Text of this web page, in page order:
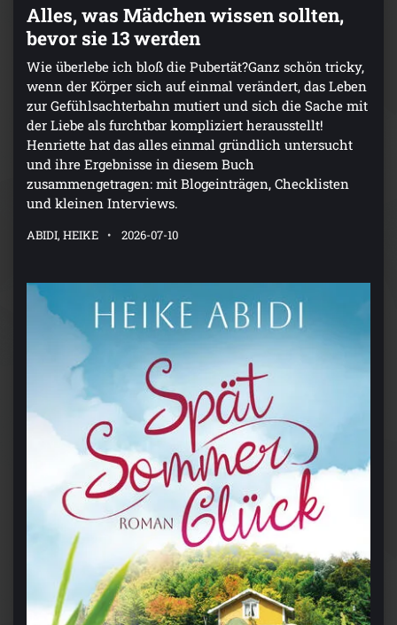
Alles, was Mädchen wissen sollten,
bevor sie 13 werden
Wie überlebe ich bloß die Pubertät?Ganz schön tricky,
wenn der Körper sich auf einmal verändert, das Leben
zur Gefühlsachterbahn mutiert und sich die Sache mit
der Liebe als furchtbar kompliziert herausstellt!
Henriette hat das alles einmal gründlich untersucht
und ihre Ergebnisse in diesem Buch
zusammengetragen: mit Blogeinträgen, Checklisten
und kleinen Interviews.
ABIDI, HEIKE 2026-07-10